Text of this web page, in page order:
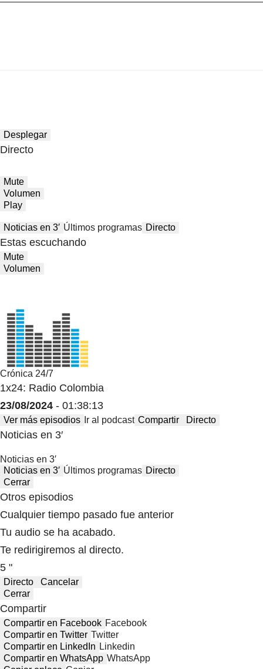
Desplegar
Directo
Mute
Volumen
Play
Noticias en 3′ Últimos programas Directo
Estas escuchando
Mute
Volumen
Crónica 24/7
1x24: Radio Colombia
23/08/2024 - 01:38:13
Ver más episodios Ir al podcast Compartir Directo
Noticias en 3′
Noticias en 3′
Noticias en 3′ Últimos programas Directo
Cerrar
Otros episodios
Cualquier tiempo pasado fue anterior
Tu audio se ha acabado.
Te redirigiremos al directo.
5 "
Directo
Cancelar
Cerrar
Compartir
Compartir en Facebook Facebook
Compartir en Twitter Twitter
Compartir en LinkedIn Linkedin
Compartir en WhatsApp WhatsApp